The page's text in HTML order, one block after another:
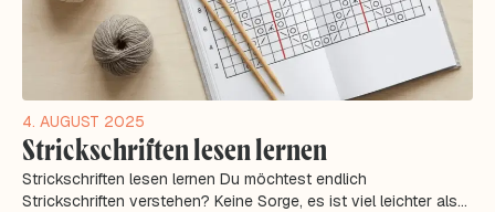
4. AUGUST 2025
Strickschriften lesen lernen
Strickschriften lesen lernen Du möchtest endlich
Strickschriften verstehen? Keine Sorge, es ist viel leichter als